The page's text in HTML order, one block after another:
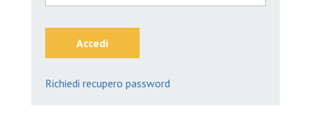
Accedi
Richiedi recupero password